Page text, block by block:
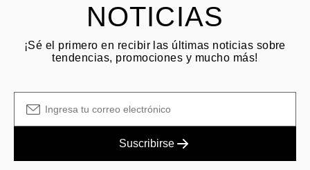
NOTICIAS
¡Sé el primero en recibir las últimas noticias sobre
tendencias, promociones y mucho más!
Suscribirse